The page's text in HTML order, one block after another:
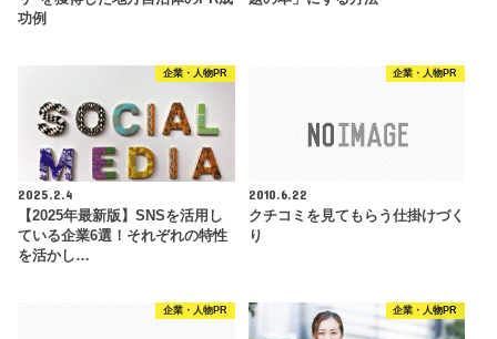
功例
企業・人物PR
2025.2.4
【2025年最新版】SNSを活用し
ている企業6選！それぞれの特性
を活かし…
企業・人物PR
2010.6.22
クチコミを見てもらう仕掛けづく
り
企業・人物PR 企業・人物PR